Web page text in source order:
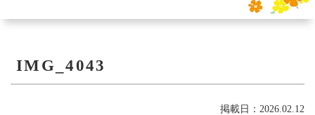
IMG_4043
掲載日：2026.02.12